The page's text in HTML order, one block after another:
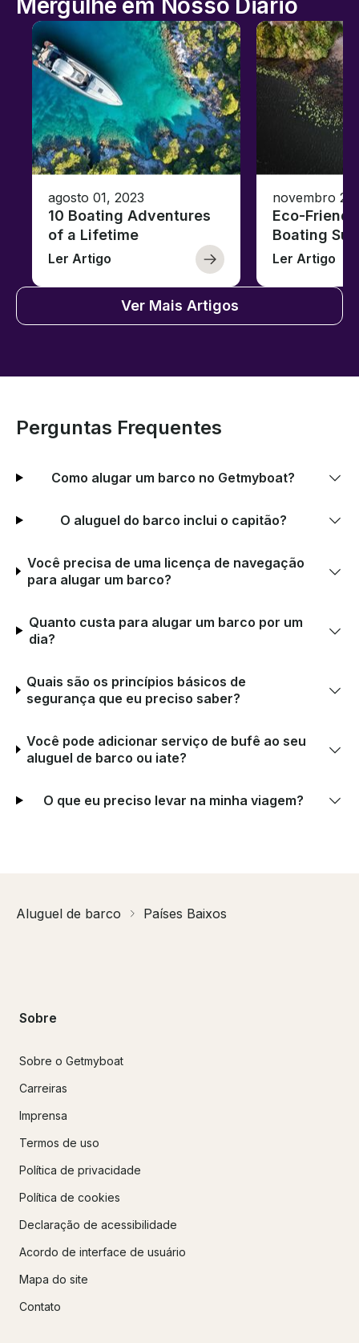
agosto 01, 2023
10 Boating Adventures
of a Lifetime
Ler Artigo
novembro
Eco-
Boating
Ler Artigo
Ver Mais Artigos
Perguntas Frequentes
Como alugar um barco no Getmyboat?
O aluguel do barco inclui o capitão?
Você precisa de uma licença de navegação
para alugar um barco?
Quanto custa para alugar um barco por um
dia?
Quais são os princípios básicos de
segurança que eu preciso saber?
Você pode adicionar serviço de bufê ao seu
aluguel de barco ou iate?
O que eu preciso levar na minha viagem?
Aluguel de barco Países Baixos
Sobre
Sobre o Getmyboat
Carreiras
Imprensa
Termos de uso
Política de privacidade
Política de cookies
Declaração de acessibilidade
Acordo de interface de usuário
Mapa do site
Contato